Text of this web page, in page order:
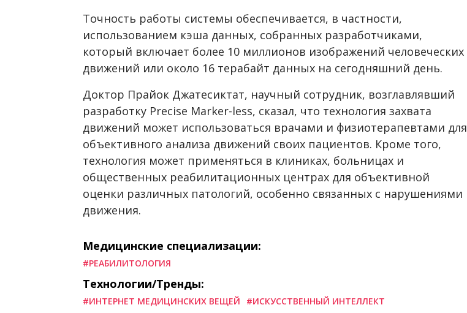
Точность работы системы обеспечивается, в частности,
использованием кэша данных, собранных разработчиками,
который включает более 10 миллионов изображений человеческих
движений или около 16 терабайт данных на сегодняшний день.
Доктор Прайок Джатесиктат, научный сотрудник, возглавлявший
разработку Precise Marker-less, сказал, что технология захвата
движений может использоваться врачами и физиотерапевтами для
объективного анализа движений своих пациентов. Кроме того,
технология может применяться в клиниках, больницах и
общественных реабилитационных центрах для объективной
оценки различных патологий, особенно связанных с нарушениями
движения.
Медицинские специализации:
#РЕАБИЛИТОЛОГИЯ
Технологии/Тренды:
#ИНТЕРНЕТ МЕДИЦИНСКИХ ВЕЩЕЙ #ИСКУССТВЕННЫЙ ИНТЕЛЛЕКТ